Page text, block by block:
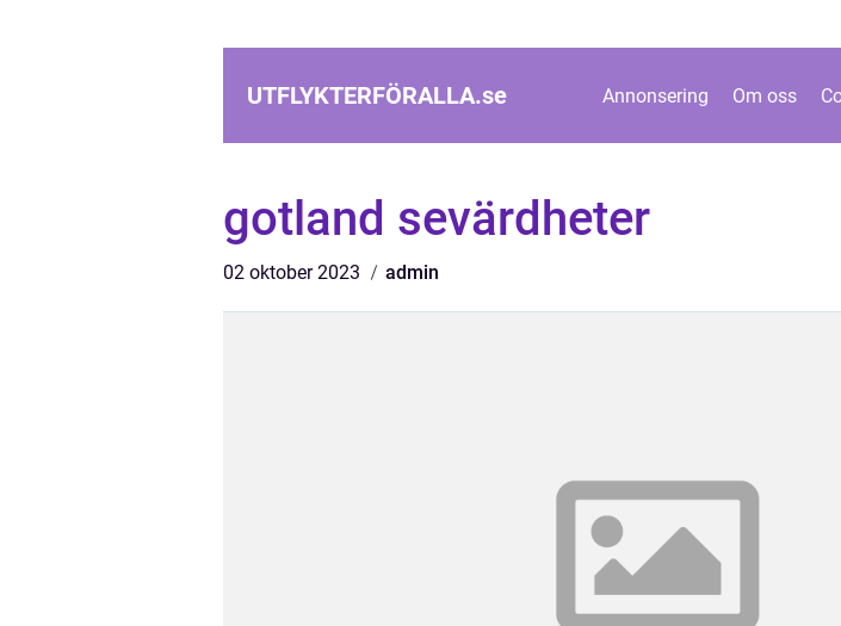
UTFLYKTERFÖRALLA.se Annonsering Om oss
gotland sevärdheter
02 oktober 2023 admin